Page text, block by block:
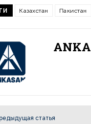
Казахстан Пакистан
статья